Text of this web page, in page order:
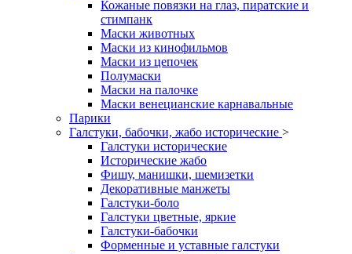
Кожаные повязки на глаз, пиратские и
стимпанк
Маски животных
Маски из кинофильмов
Маски из цепочек
Полумаски
Маски на палочке
Маски венецианские карнавальные
Парики
Галстуки, бабочки, жабо исторические >
Галстуки исторические
Исторические жабо
Фишу, манишки, шемизетки
Декоративные манжеты
Галстуки-боло
Галстуки цветные, яркие
Галстуки-бабочки
Форменные и уставные галстуки